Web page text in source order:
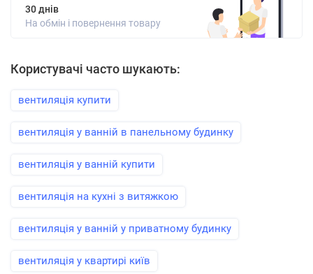
30 днів
На обмін і повернення товару
Користувачі часто шукають:
вентиляція купити
вентиляція у ванній в панельному будинку
вентиляція у ванній купити
вентиляція на кухні з витяжкою
вентиляція у ванній у приватному будинку
вентиляція у квартирі київ